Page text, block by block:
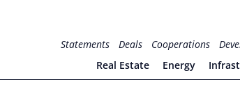
for PHYSIC ASSETS
Statements Deals Cooperations
Real Estate
Energy